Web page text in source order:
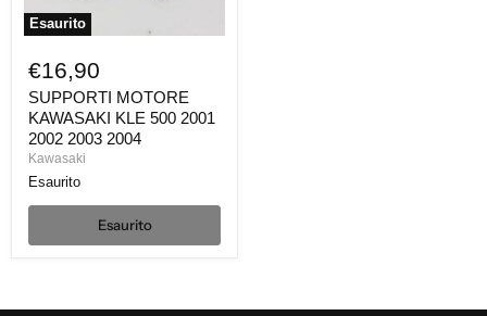
Esaurito
€16,90
SUPPORTI MOTORE
KAWASAKI KLE 500 2001
2002 2003 2004
Kawasaki
Esaurito
Esaurito